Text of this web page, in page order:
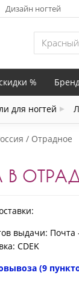
Дизайн ногтей
%
для ногтей
Отрадное
В
выдачи:
CDEK
(9